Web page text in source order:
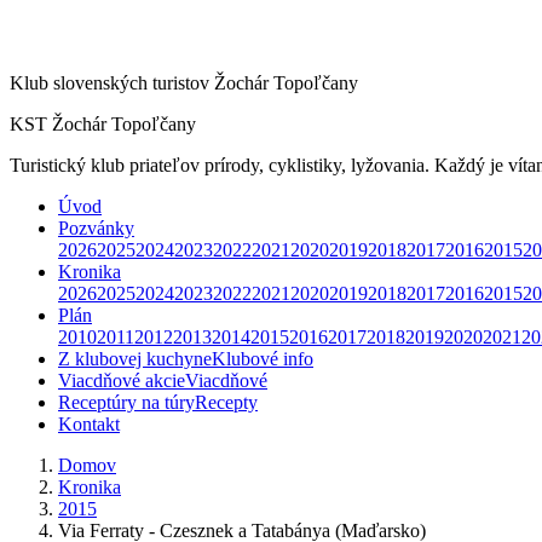
Klub slovenských turistov Žochár Topoľčany
KST Žochár Topoľčany
Turistický klub priateľov prírody, cyklistiky, lyžovania. Každý je
Úvod
Pozvánky
202620252024202320222021 202020192018201720162015
Kronika
202620252024202320222021 202020192018201720162015
Plán
20102011 2012201320142015201620172018201920202021
Z klubovej kuchyneKlubové info
Viacdňové akcieViacdňové
Receptúry na túryRecepty
Kontakt
Domov
Kronika
2015
Via Ferraty - Czesznek a Tatabánya (Maďarsko)